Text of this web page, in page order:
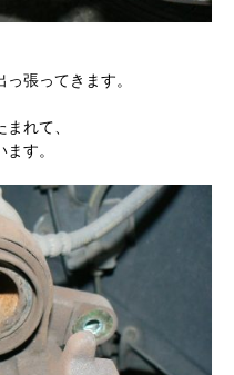
張ってきます。
れて、
す。